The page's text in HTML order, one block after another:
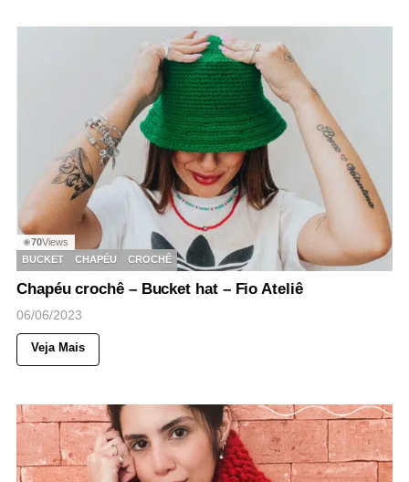
◉70Views
BUCKET
CHAPÉU CROCHÊ
Chapéu crochê – Bucket hat – Fio Ateliê
06/06/2023
Veja Mais